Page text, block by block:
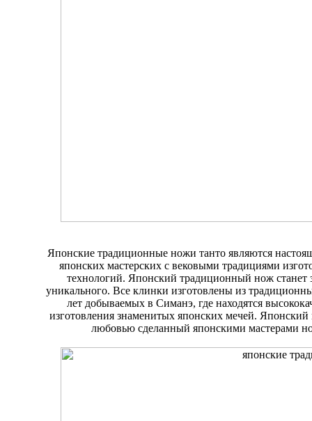
Японские традиционные ножи танто являются
японских мастерских с вековыми традициями
технологий. Японский традиционный нож
уникального. Все клинки изготовлены из
лет добываемых в Симанэ, где находятся
изготовления знаменитых японских мечей.
любовью сделанный японскими мастерами